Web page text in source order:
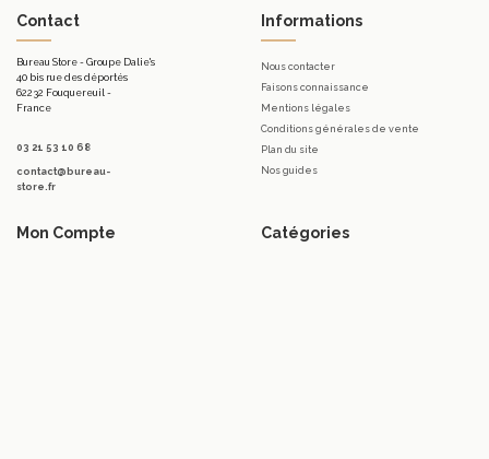
Contact
Bureau Store - Groupe Dalie's
40 bis rue des déportés
62232 Fouquereuil -
France
03 21 53 10 68
contact@bureau-
store.fr
Informations
Nous contacter
Faisons connaissance
Mentions légales
Conditions générales de vente
Plan du site
Nos guides
Mon Compte Catégories